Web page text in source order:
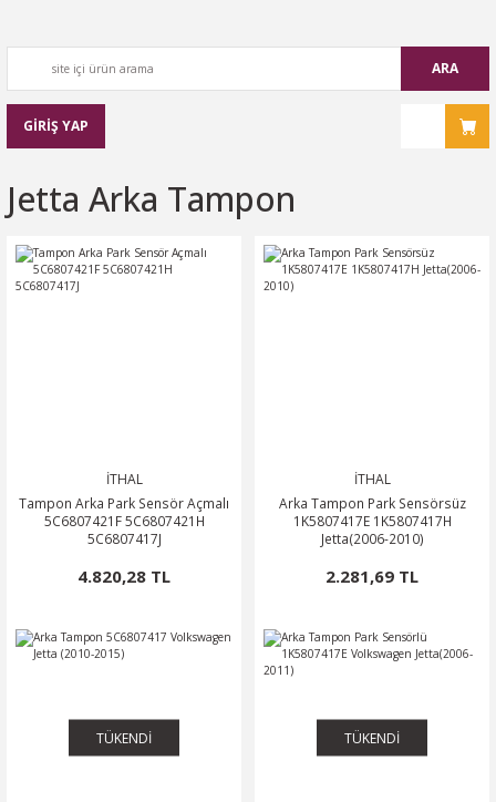
ARA
GİRİŞ YAP
Jetta Arka Tampon
İTHAL
Tampon Arka Park Sensör Açmalı
5C6807421F 5C6807421H
5C6807417J
4.820,28 TL
İTHAL
Arka Tampon Park Sensörsüz
1K5807417E 1K5807417H
Jetta(2006-2010)
2.281,69 TL
TÜKENDİ TÜKENDİ